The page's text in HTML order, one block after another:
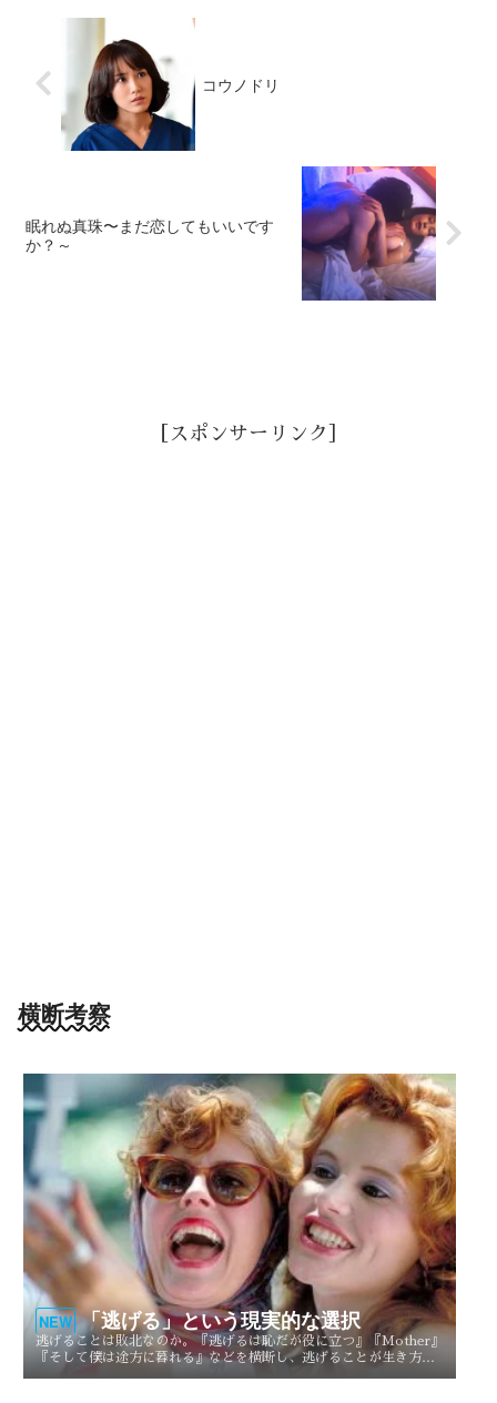
コウノドリ
眠れぬ真珠〜まだ恋してもいいです
か？～
［スポンサーリンク］
横断考察
NEW 「逃げる」という現実的な選択
逃げることは敗北なのか。『逃げるは恥だが役に立つ』『Mother』
『そして僕は途方に暮れる』などを横断し、逃げることが生き方や